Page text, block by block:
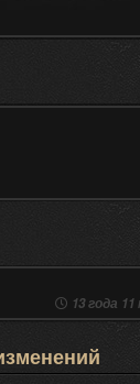
13 года